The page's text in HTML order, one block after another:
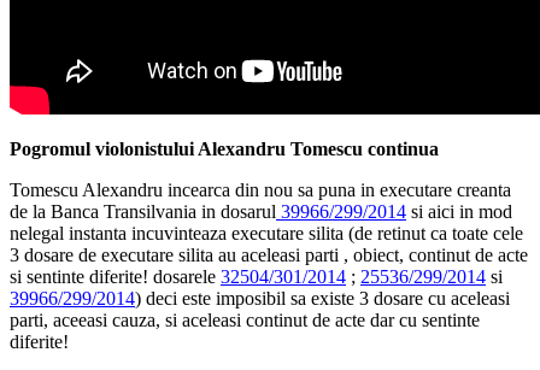
Pogromul violonistului Alexandru Tomescu continua
Tomescu Alexandru incearca din nou sa puna in executare creanta
de la Banca Transilvania in dosarul 39966/299/2014 si aici in mod
nelegal instanta incuvinteaza executare silita (de retinut ca toate cele
3 dosare de executare silita au aceleasi parti , obiect, continut de acte
si sentinte diferite! dosarele 32504/301/2014 ; 25536/299/2014 si
39966/299/2014) deci este imposibil sa existe 3 dosare cu aceleasi
parti, aceeasi cauza, si aceleasi continut de acte dar cu sentinte
diferite!